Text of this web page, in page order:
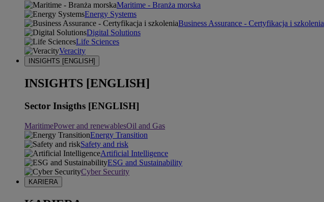
Maritime - Branża morska
Energy Systems
Business Assurance - Certyfikacja i szkolenia
Digital Solutions
Life Sciences
Veracity
INSIGHTS [ENGLISH]
INSIGHTS [ENGLISH]
Sector Insigths [ENGLISH]
MaritimePower and renewablesOil and Gas
Energy Transition
Safety and risk
Artificial Intelligence
ESG and Sustainability
Cyber Security
KARIERA